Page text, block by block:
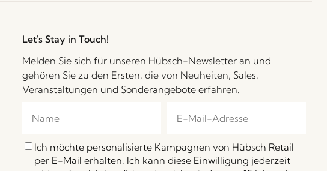
Let's Stay in Touch!
Melden Sie sich für unseren Hübsch-Newsletter an und
gehören Sie zu den Ersten, die von Neuheiten, Sales,
Veranstaltungen und Sonderangebote erfahren.
Ich möchte personalisierte Kampagnen von Hübsch Retail
per E-Mail erhalten. Ich kann diese Einwilligung jederzeit